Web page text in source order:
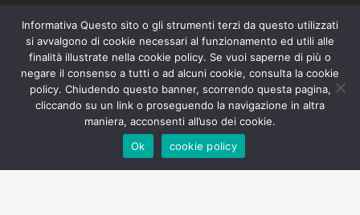
HOME LA STORIA BED&BREAKFAST
LIQUORIFICIO DAL CAMPO E DALL’ORTO COSA FARE
NEI DINTORNI CONTATTI
Facebook Instagram Tripadvisor
Informativa Questo sito o gli strumenti terzi da questo utilizzati
si avvalgono di cookie necessari al funzionamento ed utili alle
finalità illustrate nella cookie policy. Se vuoi saperne di più o
negare il consenso a tutti o ad alcuni cookie, consulta la cookie
policy. Chiudendo questo banner, scorrendo questa pagina,
cliccando su un link o proseguendo la navigazione in altra
maniera, acconsenti all’uso dei cookie.
Ok
cookie policy